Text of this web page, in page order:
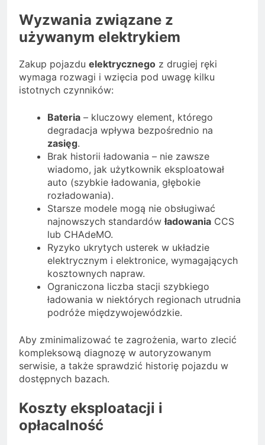
Wyzwania związane z
używanym elektrykiem
Zakup pojazdu elektrycznego z drugiej ręki
wymaga rozwagi i wzięcia pod uwagę kilku
istotnych czynników:
Bateria – kluczowy element, którego
degradacja wpływa bezpośrednio na
zasięg.
Brak historii ładowania – nie zawsze
wiadomo, jak użytkownik eksploatował
auto (szybkie ładowania, głębokie
rozładowania).
Starsze modele mogą nie obsługiwać
najnowszych standardów ładowania CCS
lub CHAdeMO.
Ryzyko ukrytych usterek w układzie
elektrycznym i elektronice, wymagających
kosztownych napraw.
Ograniczona liczba stacji szybkiego
ładowania w niektórych regionach utrudnia
podróże międzywojewódzkie.
Aby zminimalizować te zagrożenia, warto zlecić
kompleksową diagnozę w autoryzowanym
serwisie, a także sprawdzić historię pojazdu w
dostępnych bazach.
Koszty eksploatacji i
opłacalność